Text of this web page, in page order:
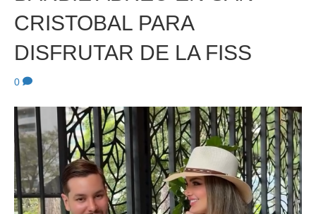
CRISTOBAL PARA
DISFRUTAR DE LA FISS
0